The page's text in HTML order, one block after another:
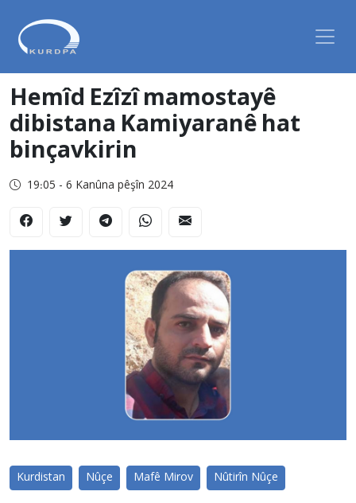
Hemîd Ezîzî mamostayê
dibistana Kamiyaranê hat
binçavkirin
19:05 - 6 Kanûna pêşîn 2024
Kurdistan Nûçe Mafê Mirov Nûtirîn Nûçe